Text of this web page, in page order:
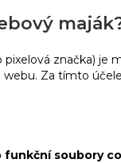
značka) je
webu. Za tímto
funkční soubory